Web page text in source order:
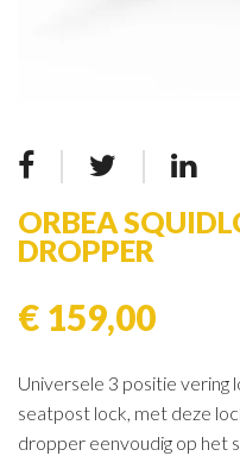
ORBEA
DROPPER
€ 159,00
Universele 3 positie
seatpost lock, met deze
dropper eenvoudig op het